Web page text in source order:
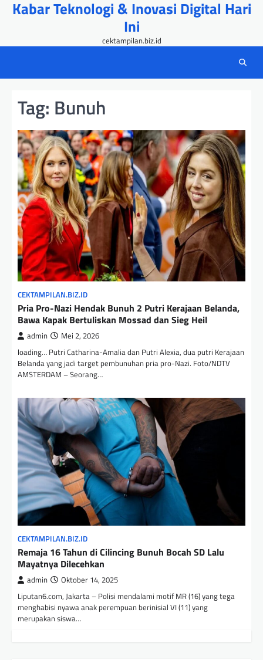
SkipKabar Teknologi & Inovasi Digital Hari
Ini
cektampilan.biz.id
Tag: Bunuh
CEKTAMPILAN.BIZ.ID
Pria Pro-Nazi Hendak Bunuh 2 Putri Kerajaan Belanda,
Bawa Kapak Bertuliskan Mossad dan Sieg Heil
admin Mei 2, 2026
loading… Putri Catharina-Amalia dan Putri Alexia, dua putri Kerajaan
Belanda yang jadi target pembunuhan pria pro-Nazi. Foto/NDTV
AMSTERDAM – Seorang…
CEKTAMPILAN.BIZ.ID
Remaja 16 Tahun di Cilincing Bunuh Bocah SD Lalu
Mayatnya Dilecehkan
admin Oktober 14, 2025
Liputan6.com, Jakarta – Polisi mendalami motif MR (16) yang tega
menghabisi nyawa anak perempuan berinisial VI (11) yang
merupakan siswa…